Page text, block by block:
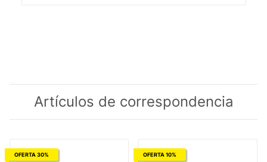
Artículos de correspondencia
OFERTA 30% OFERTA 10%